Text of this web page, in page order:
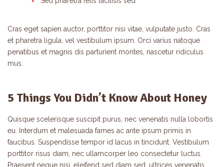
Cras eget sapien auctor, porttitor nisi vitae, vulputate justo. Cras
et pharetra ligula, vel vestibulum ipsum. Orci varius natoque
penatibus et magnis dis parturient montes, nascetur ridiculus
mus.
5 Things You Didn’t Know About Honey
Quisque scelerisque suscipit purus, nec venenatis nulla lobortis
eu. Interdum et malesuada fames ac ante ipsum primis in
faucibus. Suspendisse tempor id lacus in tincidunt. Vestibulum
porttitor risus diam, nec ullamcorper leo consectetur luctus.
Praesent neque nisi, eleifend sed diam sed, ultrices venenatis